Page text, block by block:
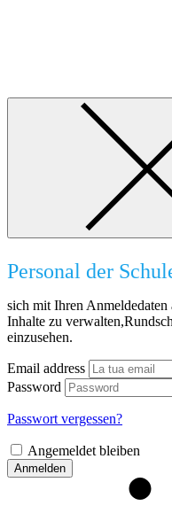
Personal der
sich mit Ihren
Inhalte zu
einzusehen.
Email address
Password
Passwort vergessen?
Angemeldet bleiben
Anmelden